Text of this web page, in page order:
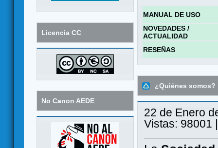
Licencia CC
No Canon AEDE
MANUAL DE USO
NOVEDADES /
ACTUALIDAD
RESEÑAS
¿Quiénes somos?
22 de Enero
Vistas: 98001